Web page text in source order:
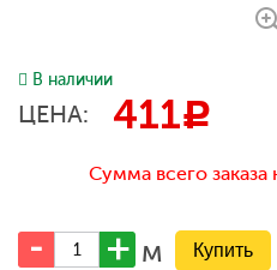
В наличии
ЦЕНА: 411c
Сумма всего
м